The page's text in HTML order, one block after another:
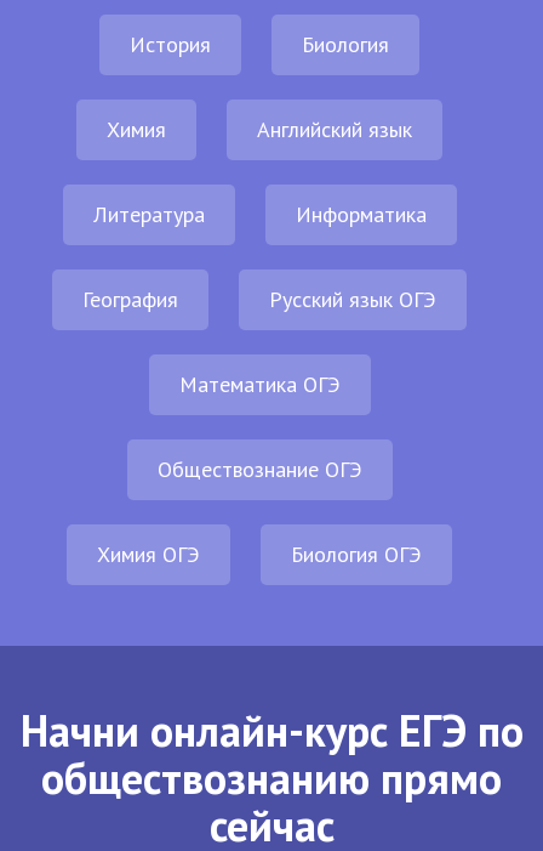
История Биология
Химия Английский язык
Литература Информатика
География Русский язык ОГЭ
Математика ОГЭ
Обществознание ОГЭ
Химия ОГЭ Биология ОГЭ
Начни онлайн-курс ЕГЭ по
обществознанию прямо
сейчас